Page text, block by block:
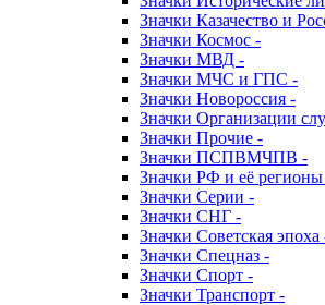
Значки Казачество и
Значки Космос -
Значки МВД -
Значки МЧС и ГПС -
Значки Новороссия -
Значки Организации
Значки Прочие -
Значки ПСПВМЧПВ -
Значки РФ и её
Значки Серии -
Значки СНГ -
Значки Советская эпоха
Значки Спецназ -
Значки Спорт -
Значки Транспорт -